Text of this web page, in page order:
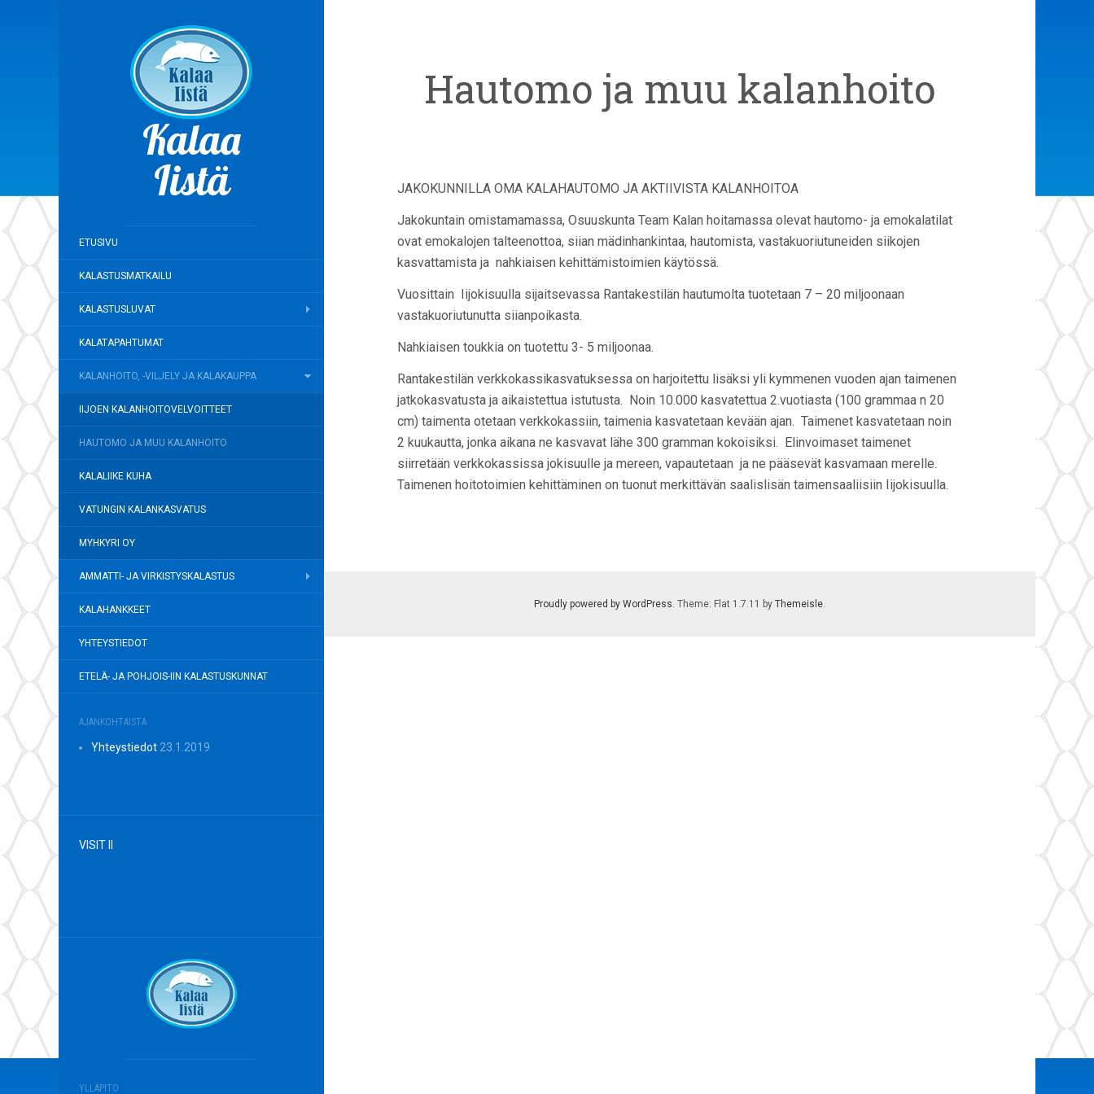
Kalaa
Iistä
ETUSIVU
KALASTUSMATKAILU
KALASTUSLUVAT
KALATAPAHTUMAT
KALANHOITO, -VILJELY JA KALAKAUPPA
IIJOEN KALANHOITOVELVOITTEET
HAUTOMO JA MUU KALANHOITO
KALALIIKE KUHA
VATUNGIN KALANKASVATUS
MYHKYRI OY
AMMATTI- JA VIRKISTYSKALASTUS
KALAHANKKEET
YHTEYSTIEDOT
ETELÄ- JA POHJOIS-IIN KALASTUSKUNNAT
AJANKOHTAISTA
Yhteystiedot 23.1.2019
VISIT II
YLLÄPITO
Hautomo ja muu kalanhoito
JAKOKUNNILLA OMA KALAHAUTOMO JA AKTIIVISTA KALANHOITOA
Jakokuntain omistamamassa, Osuuskunta Team Kalan hoitamassa olevat hautomo- ja emokalatilat
ovat emokalojen talteenottoa, siian mädinhankintaa, hautomista, vastakuoriutuneiden siikojen
kasvattamista ja nahkiaisen kehittämistoimien käytössä.
Vuosittain Iijokisuulla sijaitsevassa Rantakestilän hautumolta tuotetaan 7 – 20 miljoonaan
vastakuoriutunutta siianpoikasta.
Nahkiaisen toukkia on tuotettu 3- 5 miljoonaa.
Rantakestilän verkkokassikasvatuksessa on harjoitettu lisäksi yli kymmenen vuoden ajan taimenen
jatkokasvatusta ja aikaistettua istutusta. Noin 10.000 kasvatettua 2.vuotiasta (100 grammaa n 20
cm) taimenta otetaan verkkokassiin, taimenia kasvatetaan kevään ajan. Taimenet kasvatetaan noin
2 kuukautta, jonka aikana ne kasvavat lähe 300 gramman kokoisiksi. Elinvoimaset taimenet
siirretään verkkokassissa jokisuulle ja mereen, vapautetaan ja ne pääsevät kasvamaan merelle.
Taimenen hoitotoimien kehittäminen on tuonut merkittävän saalislisän taimensaaliisiin Iijokisuulla.
Proudly powered by WordPress. Theme: Flat 1.7.11 byThemeisle.